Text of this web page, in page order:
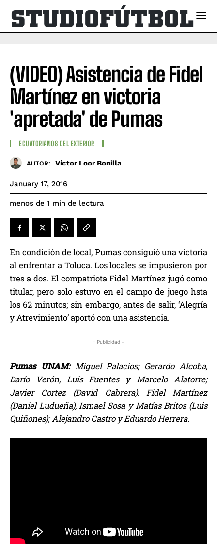
(VIDEO) Asistencia de Fidel
Martínez en victoria
'apretada' de Pumas
ECUATORIANOS DEL EXTERIOR
AUTOR: Víctor Loor Bonilla
January 17, 2016
menos de 1 min de lectura
En condición de local, Pumas consiguió una victoria
al enfrentar a Toluca. Los locales se impusieron por
tres a dos. El compatriota Fidel Martínez jugó como
titular, pero solo estuvo en el campo de juego hsta
los 62 minutos; sin embargo, antes de salir, ‘Alegría
y Atrevimiento’ aportó con una asistencia.
- Publicidad -
Pumas UNAM:Miguel Palacios; Gerardo Alcoba,
Darío Verón, Luis Fuentes y Marcelo Alatorre;
Javier Cortez (David Cabrera), Fidel Martínez
(Daniel Ludueña), Ismael Sosa y Matías Britos (Luis
Quiñones); Alejandro Castro y Eduardo Herrera.